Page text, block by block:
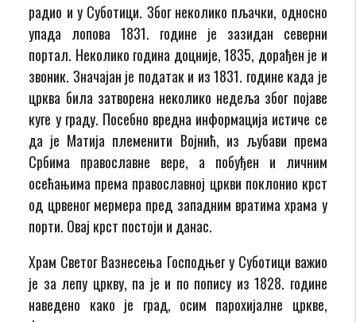
радио и у Суботици. Због неколико пљачки, односно
упада лопова 1831. године је зазидан северни
портал. Неколико година доцније, 1835, дорађен је и
звоник. Значајан је податак и из 1831. године када је
црква била затворена неколико недеља због појаве
куге у граду. Посебно вредна информација истиче се
да је Матија племенити Војнић, из љубави према
Србима православне вере, а побуђен и личним
осећањима према православној цркви поклонио крст
од црвеног мермера пред западним вратима храма у
порти. Овај крст постоји и данас.
Храм Светог Вазнесења Господњег у Суботици важио
је за лепу цркву, па је и по попису из 1828. године
наведено како је град, осим парохијалне цркве,